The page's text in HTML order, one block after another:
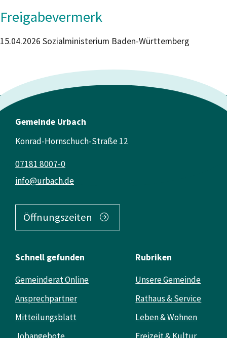
Freigabevermerk
15.04.2026 Sozialministerium Baden-Württemberg
Gemeinde Urbach
Konrad-Hornschuch-Straße 12
info@urbach.de
07181 8007-0
Öffnungszeiten
Schnell gefunden
Gemeinderat Online
Ansprechpartner
Mitteilungsblatt
Jobangebote
Rubriken
Unsere Gemeinde
Rathaus & Service
Leben & Wohnen
Freizeit & Kultur